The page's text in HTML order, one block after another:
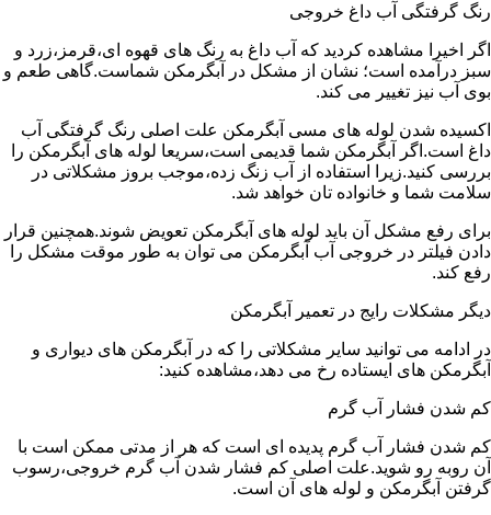
رنگ گرفتگی آب داغ خروجی
اگر اخیرا مشاهده کردید که آب داغ به رنگ های قهوه ای،قرمز،زرد و
سبز درآمده است؛ نشان از مشکل در آبگرمکن شماست.گاهی طعم و
بوی آب نیز تغییر می کند.
اکسیده شدن لوله های مسی آبگرمکن علت اصلی رنگ گرفتگی آب
داغ است.اگر آبگرمکن شما قدیمی است،سریعا لوله های آبگرمکن را
بررسی کنید.زیرا استفاده از آب زنگ زده،موجب بروز مشکلاتی در
سلامت شما و خانواده تان خواهد شد.
برای رفع مشکل آن باید لوله های آبگرمکن تعویض شوند.همچنین قرار
دادن فیلتر در خروجی آب آبگرمکن می توان به طور موقت مشکل را
رفع کند.
دیگر مشکلات رایج در تعمیر آبگرمکن
در ادامه می توانید سایر مشکلاتی را که در آبگرمکن های دیواری و
آبگرمکن های ایستاده رخ می دهد،مشاهده کنید:
کم شدن فشار آب گرم
کم شدن فشار آب گرم پدیده ای است که هر از مدتی ممکن است با
آن روبه رو شوید.علت اصلی کم فشار شدن آب گرم خروجی،رسوب
گرفتن آبگرمکن و لوله های آن است.